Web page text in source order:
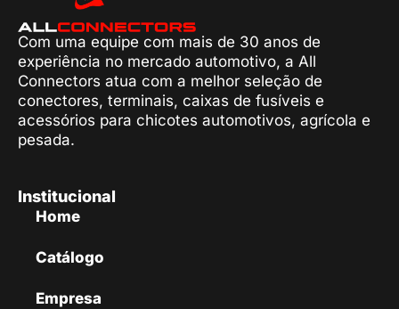
Com uma equipe com mais de 30 anos de
experiência no mercado automotivo, a All
Connectors atua com a melhor seleção de
conectores, terminais, caixas de fusíveis e
acessórios para chicotes automotivos, agrícola e
pesada.
Institucional
Home
Catálogo
Empresa